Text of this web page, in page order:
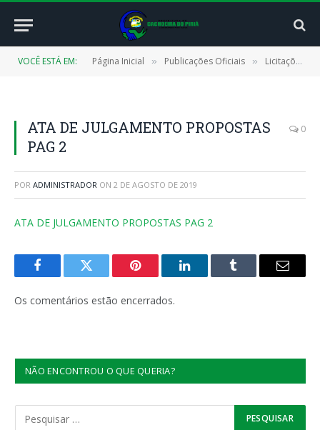
VOCÊ ESTÁ EM: Página Inicial » Publicações Oficiais » Licitações
ATA DE JULGAMENTO PROPOSTAS
PAG 2
0
POR ADMINISTRADOR ON 2 DE AGOSTO DE 2019
ATA DE JULGAMENTO PROPOSTAS PAG 2
FacebookTwitter Pinterest LinkedInTumblr
E-
Os comentários estão encerrados.
NÃO ENCONTROU O QUE QUERIA?